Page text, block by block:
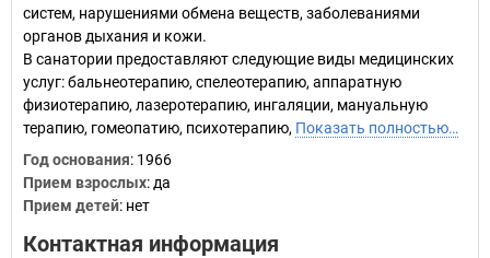
систем, нарушениями обмена веществ, заболеваниями
органов дыхания и кожи.
В санатории предоставляют следующие виды медицинских
услуг: бальнеотерапию, спелеотерапию, аппаратную
физиотерапию, лазеротерапию, ингаляции, мануальную
терапию, гомеопатию, психотерапию, Показать полностью…
Год основания: 1966
Прием взрослых: да
Прием детей: нет
Контактная информация